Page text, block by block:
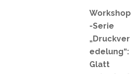
Workshop
-Serie
„Druckver
edelung“:
Glatt